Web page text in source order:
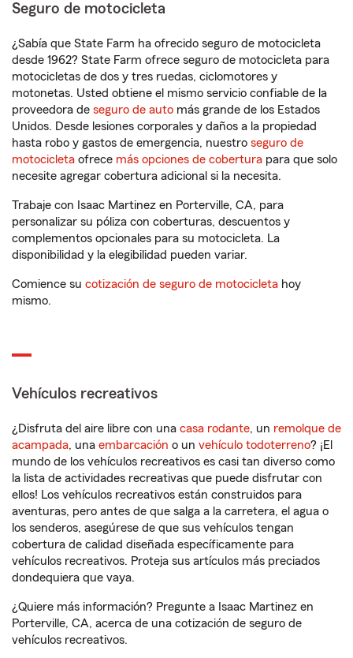
Seguro de motocicleta
¿Sabía que State Farm ha ofrecido seguro de motocicleta
desde 1962? State Farm ofrece seguro de motocicleta para
motocicletas de dos y tres ruedas, ciclomotores y
motonetas. Usted obtiene el mismo servicio confiable de la
proveedora de seguro de auto más grande de los Estados
Unidos. Desde lesiones corporales y daños a la propiedad
hasta robo y gastos de emergencia, nuestro seguro de
motocicleta ofrece más opciones de cobertura para que solo
necesite agregar cobertura adicional si la necesita.
Trabaje con Isaac Martinez en Porterville, CA, para
personalizar su póliza con coberturas, descuentos y
complementos opcionales para su motocicleta. La
disponibilidad y la elegibilidad pueden variar.
Comience su cotización de seguro de motocicleta hoy
mismo.
Vehículos recreativos
¿Disfruta del aire libre con una casa rodante, un remolque de
acampada, una embarcación o un vehículo todoterreno? ¡El
mundo de los vehículos recreativos es casi tan diverso como
la lista de actividades recreativas que puede disfrutar con
ellos! Los vehículos recreativos están construidos para
aventuras, pero antes de que salga a la carretera, el agua o
los senderos, asegúrese de que sus vehículos tengan
cobertura de calidad diseñada específicamente para
vehículos recreativos. Proteja sus artículos más preciados
dondequiera que vaya.
¿Quiere más información? Pregunte a Isaac Martinez en
Porterville, CA, acerca de una cotización de seguro de
vehículos recreativos.